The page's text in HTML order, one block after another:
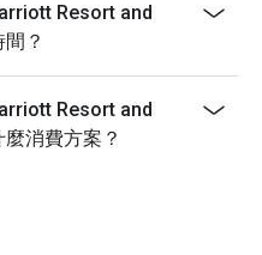
Resort and
？
Resort and
消費方案？